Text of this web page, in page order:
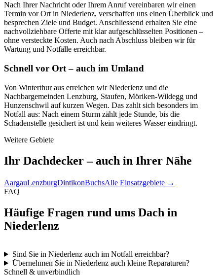
Nach Ihrer Nachricht oder Ihrem Anruf vereinbaren wir einen
Termin vor Ort in Niederlenz, verschaffen uns einen Überblick und
besprechen Ziele und Budget. Anschliessend erhalten Sie eine
nachvollziehbare Offerte mit klar aufgeschlüsselten Positionen –
ohne versteckte Kosten. Auch nach Abschluss bleiben wir für
Wartung und Notfälle erreichbar.
Schnell vor Ort – auch im Umland
Von Winterthur aus erreichen wir Niederlenz und die
Nachbargemeinden Lenzburg, Staufen, Möriken-Wildegg und
Hunzenschwil auf kurzen Wegen. Das zahlt sich besonders im
Notfall aus: Nach einem Sturm zählt jede Stunde, bis die
Schadenstelle gesichert ist und kein weiteres Wasser eindringt.
Weitere Gebiete
Ihr Dachdecker – auch in Ihrer Nähe
AargauLenzburgDintikonBuchsAlle Einsatzgebiete →
FAQ
Häufige Fragen rund ums Dach in
Niederlenz
Sind Sie in Niederlenz auch im Notfall erreichbar?
Übernehmen Sie in Niederlenz auch kleine Reparaturen?
Schnell & unverbindlich